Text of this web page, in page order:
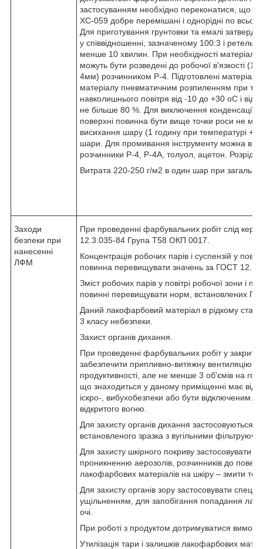
застосуванням необхідно переконатися, що
ХС-059 добре перемішані і однорідні по
Для приготування грунтовки та емалі
у співвідношенні, зазначеному 100:3 і
менше 10 хвилин. При необхідності
можуть бути розведені до робочої в'язкості
4мм) розчинником Р-4. Підготовлені
матеріалу пневматичним розпиленням при
навколишнього повітря від -10 до +30 оС і
не більше 80 %. Для виключення конденсації
поверхні повинна бути вище точки роси не
висихання шару (1 годину при температурі
шари. Для промивання інструменту можна
розчинники Р-4, Р-4А, толуол, ацетон.
Витрата 220-250 г/м2 в один шар при
Заходи
безпеки при
нанесенні
ЛФМ
При проведенні фарбувальних робіт слід
12.3.035-84 Група Т58 ОКП 0017.
Концентрація робочих парів і суспензій у
повинна перевищувати значень за ГОСТ
Зміст робочих парів у повітрі робочої зони і
повинні перевищувати норм, встановлених
Даний лакофарбовий матеріал в рідкому стані
3 класу небезпеки.
Захист органів дихання.
При проведенні фарбувальних робіт у
забезпечити припливно-витяжну вентиляцію
продуктивності, але не менше 3 об'ємів на
що знаходиться у даному приміщенні має
іскро-, вибухобезпеки або бути відключеним.
відкритого вогню.
Для захисту органів дихання застосовуються
встановленого зразка з вугільними
Для захисту шкірного покриву застосовувати
проникненню аерозолів, розчинників до
лакофарбових матеріалів на шкіру – змити
Для захисту органів зору застосовувати
ущільненням, для запобігання попадання
очі.
При роботі з продуктом дотримуватися вимог
Утилізація тари і залишків лакофарбових